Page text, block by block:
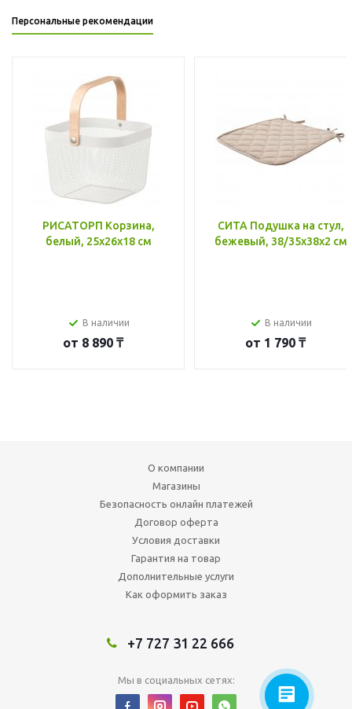
Персональные рекомендации
РИСАТОРП Корзина,
белый, 25x26x18 см
В наличии
от 8 890 ₸
СИТА Подушка на стул,
бежевый, 38/35x38x2 см
В наличии
от 1 790 ₸
О компании
Магазины
Безопасность онлайн платежей
Договор оферта
Условия доставки
Гарантия на товар
Дополнительные услуги
Как оформить заказ
+7 727 31 22 666
Мы в социальных сетях: